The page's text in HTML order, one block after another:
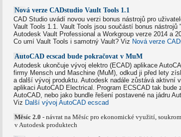
Nová verze CADstudio Vault Tools 1.1
CAD Studio uvádí novou verzi bonus nástrojů pro
Vault Tools 1.1. Vault Tools jsou součástí bonus
Autodesk Vault Professional a Workgroup verze 2014 a
Co umí Vault Tools i samotný Vault? Viz Nová verze
AutoCAD ecscad bude pokračovat v MuM
Autodesk ukončuje vývoj elektro (ECAD) aplikace
firmy Mensch und Maschine (MuM), odkud ji před lety
a další vývoj produktu. Autodesk nadále zůstává aktivní
aplikaci AutoCAD Electrical. Program ECSCAD tak
AutoCAD, nebo jako bundle řešení postavené na jádru
Viz Další vývoj AutoCAD ecscad
Měsíc 2.0 - návrat na Měsíc pro ekonomické využití,
v Autodesk produktech